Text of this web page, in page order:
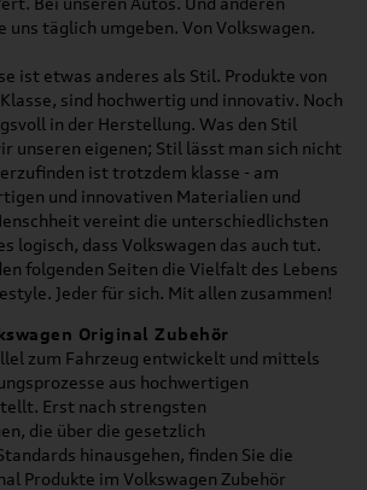
uns täglich umgeben. Von Volkswagen.
ist etwas anderes als Stil. Produkte von
sind hochwertig und innovativ. Noch
in der Herstellung. Was den Stil
unseren eigenen; Stil lässt man sich nicht
ist trotzdem klasse - am
und innovativen Materialien und
vereint die unterschiedlichsten
logisch, dass Volkswagen das auch tut.
folgenden Seiten die Vielfalt des Lebens
Jeder für sich. Mit allen zusammen!
Original Zubehör
zum Fahrzeug entwickelt und mittels
aus hochwertigen
Erst nach strengsten
die über die gesetzlich
hinausgehen, finden Sie die
Produkte im Volkswagen Zubehör